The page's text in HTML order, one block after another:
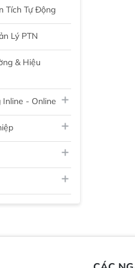
Tích Tự Động
Lý PTN
& Hiệu
- Online